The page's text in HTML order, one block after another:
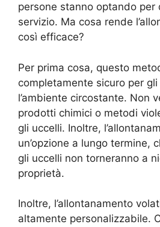
persone stanno optando per
servizio. Ma cosa rende
così efficace?
Per prima cosa, questo
completamente sicuro per
l’ambiente circostante. Non
prodotti chimici o metodi
gli uccelli. Inoltre,
un’opzione a lungo termine,
gli uccelli non torneranno a
proprietà.
Inoltre, l’allontanamento
altamente personalizzabile.